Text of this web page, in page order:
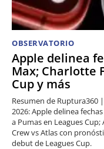
OBSERVATORIO
Apple delinea
Max; Charlotte
Cup y más
Resumen de Ruptura360
2026: Apple delinea
a Pumas en Leagues
Crew vs Atlas con
debut de Leagues Cup.